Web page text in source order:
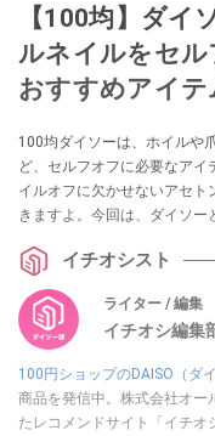
【100均】ダイ
ルネイルをセル
おすすめアイテ
100均ダイソーは、ホイルや
ど、セルフオフに必要なア
イルオフに欠かせないアセ
きますよ。今回は、ダイソ
ます。気になる口コミも調査
イチオシスト
ライター / 編集
イチオシ編
100円ショップのDAISO（ダイ
商品を発信中。株式会社オー
たレコメンドサイト「イチオ